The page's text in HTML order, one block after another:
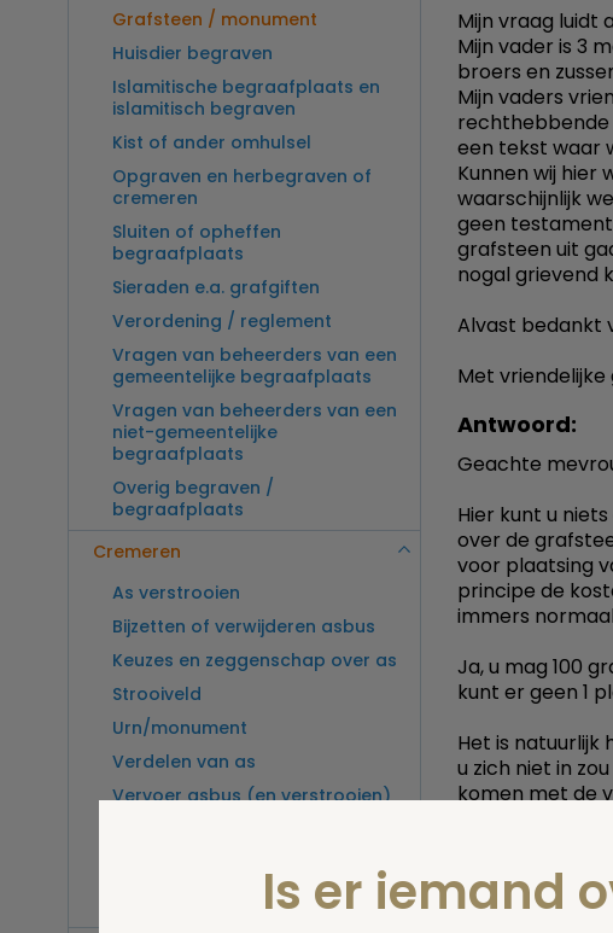
Grafsteen / monument
Huisdier begraven
Islamitische begraafplaats en
islamitisch begraven
Kist of ander omhulsel
Opgraven en herbegraven of
cremeren
Sluiten of opheffen
begraafplaats
Sieraden e.a. grafgiften
Verordening / reglement
Vragen van beheerders van een
gemeentelijke begraafplaats
Vragen van beheerders van een
niet-gemeentelijke
begraafplaats
Overig begraven /
begraafplaats
Cremeren
As verstrooien
Bijzetten of verwijderen asbus
Keuzes en zeggenschap over as
Strooiveld
Urn/monument
Verdelen van as
Vervoer asbus (en verstrooien)
Mijn vraag luidt
Mijn vader is 3
broers en
Mijn vaders
rechthebbende
een tekst waar
Kunnen wij hier
waarschijnlijk
geen
grafsteen uit
nogal grievend
Alvast bedankt
Met
Antwoord:
Geachte
Hier kunt u
over de
voor plaatsing
principe de
immers
Ja, u mag 100
kunt er geen 1
Het is
u zich niet in
komen met de
of tante met
Enfin, mijn
juridisch hebt u
schuld van de
Is er iemand